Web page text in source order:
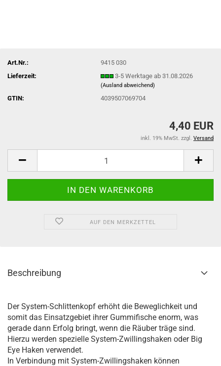
Art.Nr.:
9415 030
Lieferzeit:
3-5 Werktage ab 31.08.2026
(Ausland abweichend)
GTIN: 4039507069704
4,40 EUR
inkl. 19% MwSt. zzgl. Versand
AUF DEN MERKZETTEL
Beschreibung
Der System-Schlittenkopf erhöht die Beweglichkeit und
somit das Einsatzgebiet ihrer Gummifische enorm, was
gerade dann Erfolg bringt, wenn die Räuber träge sind.
Hierzu werden spezielle System-Zwillingshaken oder Big
Eye Haken verwendet.
In Verbindung mit System-Zwillingshaken können